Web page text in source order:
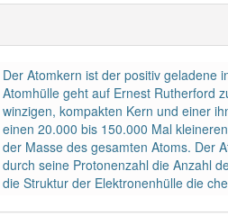
Physik
Der Atomkern ist der positiv geladene
Atomhülle geht auf Ernest Rutherford
winzigen, kompakten Kern und einer
einen 20.000 bis 150.000 Mal
der Masse des gesamten Atoms. Der
durch seine Protonenzahl die Anzahl
die Struktur der Elektronenhülle die